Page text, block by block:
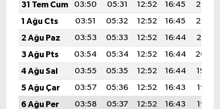
31 Tem Cum
03:50 05:31 12:52 16:45
20:03
1 Ağu Cts
03:51 05:32 12:52 16:45
20:02
2 Ağu Paz
03:53 05:33 12:52 16:44
20:01
3 Ağu Pts
03:54 05:34 12:52 16:44
20:00
4 Ağu Sal
03:55 05:35 12:52 16:44
19:59
5 Ağu Çar
03:57 05:36 12:52 16:43
19:58
6 Ağu Per
03:58 05:37 12:52 16:43
19:57